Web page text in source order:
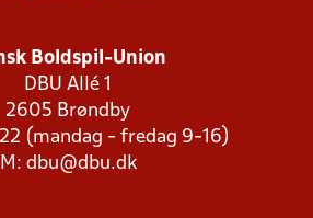
Boldspil-Union
DBU Allé 1
2605 Brøndby
(mandag - fredag 9-16)
M: dbu@dbu.dk